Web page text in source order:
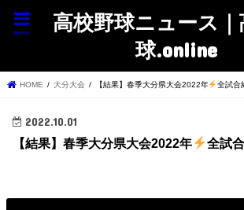
高校野球ニュース｜
球.online
menu
HOME 大分大会 【結果】春季大分県大会2022年 全試合
2022.10.01
【結果】春季大分県大会2022年 全試